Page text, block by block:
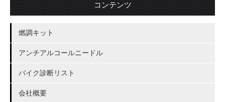
コンテンツ
燃調キット
アンチアルコールニードル
バイク診断リスト
会社概要